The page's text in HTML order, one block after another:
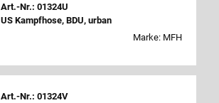
Art.-Nr.: 01324U
US Kampfhose, BDU, urban
Marke: MFH
Art.-Nr.: 01324V